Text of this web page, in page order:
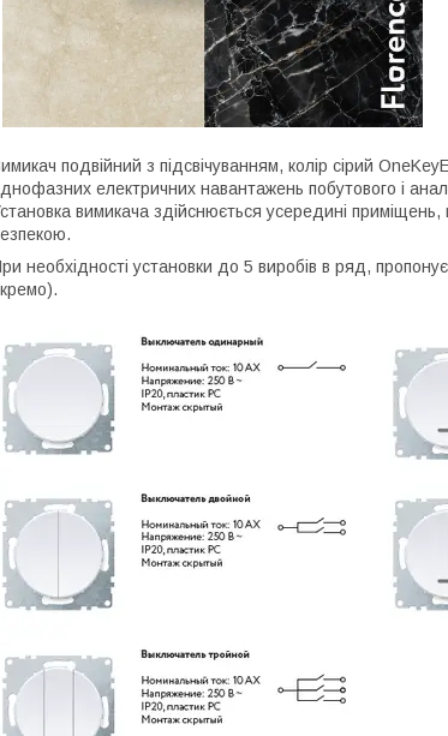
подвійний з підсвічуванням, колір сірий
електричних навантажень побутового і
вимикача здійснюється усередині
необхідності установки до 5 виробів в ряд,